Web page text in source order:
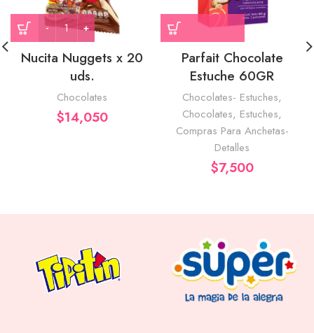
Nucita Nuggets x 20
uds.
Chocolates
$14,050
Parfait Chocolate
Estuche 60GR
Chocolates- Estuches,
Chocolates, Estuches,
Compras Para Anchetas-
Detalles
$7,500